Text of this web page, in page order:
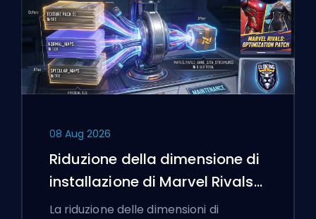
08 Aug 2026
Riduzione della dimensione di
installazione di Marvel Rivals
Season 9.5 Spiegata
La riduzione delle dimensioni di